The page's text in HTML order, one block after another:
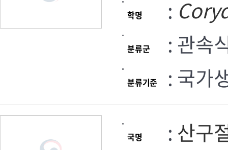
학명 :
분류군 : 관속
분류기준 : 국가
국명 : 산구